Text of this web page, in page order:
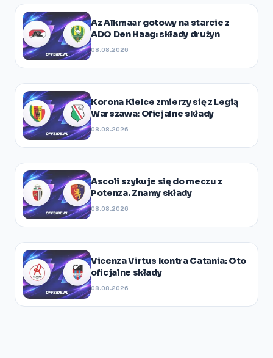
Az Alkmaar gotowy na starcie z
ADO Den Haag: składy drużyn
08.08.2026
Korona Kielce zmierzy się z Legią
Warszawa: Oficjalne składy
08.08.2026
Ascoli szykuje się do meczu z
Potenza. Znamy składy
08.08.2026
Vicenza Virtus kontra Catania: Oto
oficjalne składy
08.08.2026